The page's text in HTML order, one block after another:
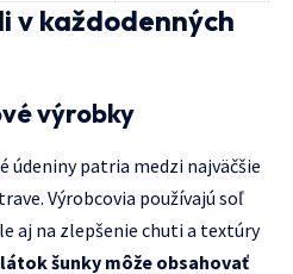
v každodenných
výrobky
údeniny patria medzi najväčšie
Výrobcovia používajú soľ
aj na zlepšenie chuti a textúry
šunky môže obsahovať